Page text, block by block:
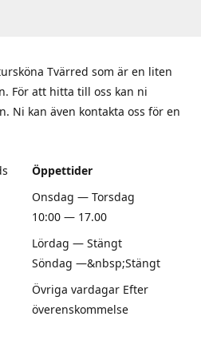
Tvärred som är en liten
För att hitta till oss kan ni
Ni kan även kontakta oss för en
Öppettider
Onsdag — Torsdag
10:00 — 17.00
Lördag — Stängt
Söndag —&nbsp;Stängt
Övriga vardagar Efter
överenskommelse